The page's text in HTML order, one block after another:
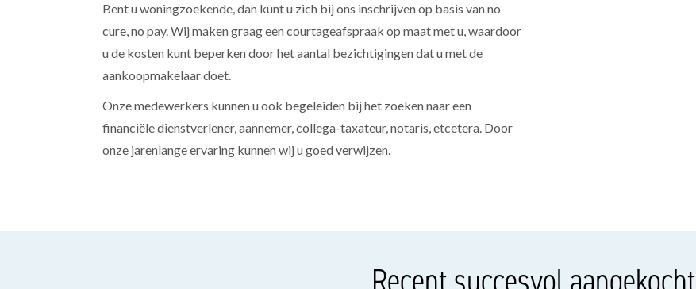
Bent u woningzoekende, dan kunt u zich bij ons inschrijven op basis van no
cure, no pay. Wij maken graag een courtageafspraak op maat met u, waardoor
u de kosten kunt beperken door het aantal bezichtigingen dat u met de
aankoopmakelaar doet.
Onze medewerkers kunnen u ook begeleiden bij het zoeken naar een
financiële dienstverlener, aannemer, collega-taxateur, notaris, etcetera. Door
onze jarenlange ervaring kunnen wij u goed verwijzen.